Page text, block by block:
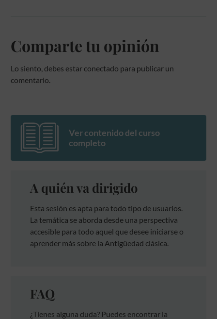
Comparte tu opinión
Lo siento, debes estar conectado para publicar un
comentario.
Ver contenido del curso
completo
A quién va dirigido
Esta sesión es apta para todo tipo de usuarios.
La temática se aborda desde una perspectiva
accesible para todo aquel que desee iniciarse o
aprender más sobre la Antigüedad clásica.
FAQ
¿Tienes alguna duda? Puedes encontrar la